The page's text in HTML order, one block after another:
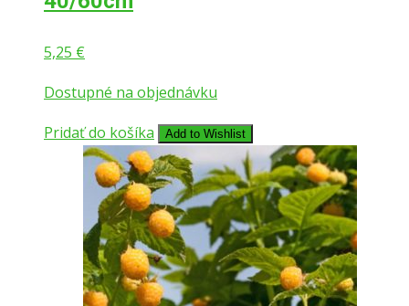
5,25 €
Dostupné na objednávku
Pridať do košíka
Add to Wishlist